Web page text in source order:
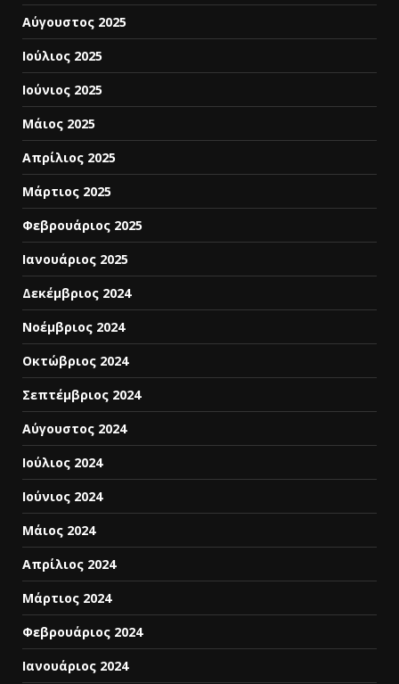
Αύγουστος 2025
Ιούλιος 2025
Ιούνιος 2025
Μάιος 2025
Απρίλιος 2025
Μάρτιος 2025
Φεβρουάριος 2025
Ιανουάριος 2025
Δεκέμβριος 2024
Νοέμβριος 2024
Οκτώβριος 2024
Σεπτέμβριος 2024
Αύγουστος 2024
Ιούλιος 2024
Ιούνιος 2024
Μάιος 2024
Απρίλιος 2024
Μάρτιος 2024
Φεβρουάριος 2024
Ιανουάριος 2024